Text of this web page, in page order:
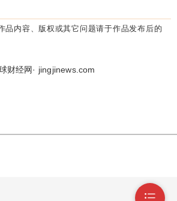
品内容、版权或其它问题请于作品发布后的
财经网· jingjinews.com